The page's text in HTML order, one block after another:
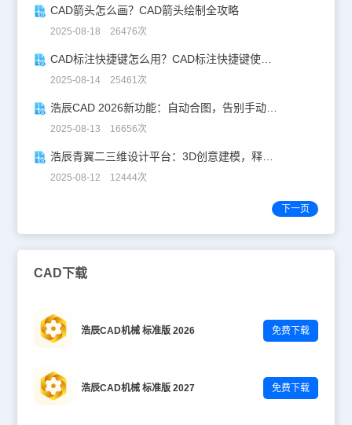
CAD箭头怎么画？CAD箭头绘制全攻略
2025-08-18 26476次
CAD标注快捷键怎么用？CAD标注快捷键使用教程
2025-08-14 25461次
浩辰CAD 2026新功能：自动合图，告别手动拼图！
2025-08-13 16656次
浩辰青翼二三维设计平台：3D创意建模，释放创意生产力！
2025-08-12 12444次
下一页
CAD下载
浩辰CAD机械 标准版 2026 免费下载
浩辰CAD机械 标准版 2027 免费下载